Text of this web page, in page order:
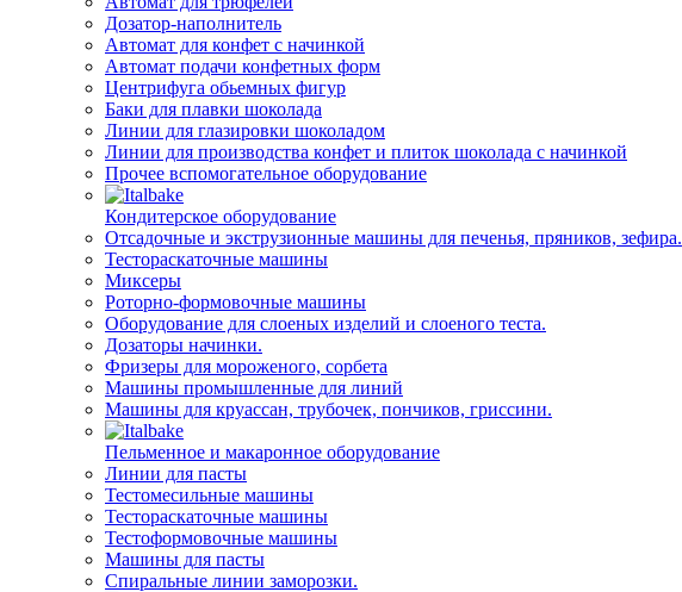
Дозатор-наполнитель
Автомат для конфет с начинкой
Автомат подачи конфетных форм
Центрифуга обьемных фигур
Баки для плавки шоколада
Линии для глазировки шоколадом
Линии для производства конфет и плиток шоколада с начинкой
Прочее вспомогательное оборудование
Кондитерское оборудование
Отсадочные и экструзионные машины для печенья, пряников, зефира.
Тестораскаточные машины
Миксеры
Роторно-формовочные машины
Оборудование для слоеных изделий и слоеного теста.
Дозаторы начинки.
Фризеры для мороженого, сорбета
Машины промышленные для линий
Машины для круассан, трубочек, пончиков, гриссини.
Пельменное и макаронное оборудование
Линии для пасты
Тестомесильные машины
Тестораскаточные машины
Тестоформовочные машины
Машины для пасты
Спиральные линии заморозки.